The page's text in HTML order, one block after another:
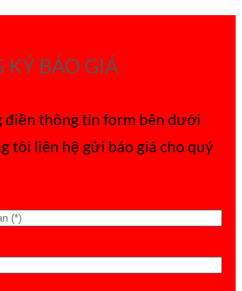
KÝ BÁO GIÁ
điền thông tin form bên dưới
tôi liên hệ gửi báo giá cho quý